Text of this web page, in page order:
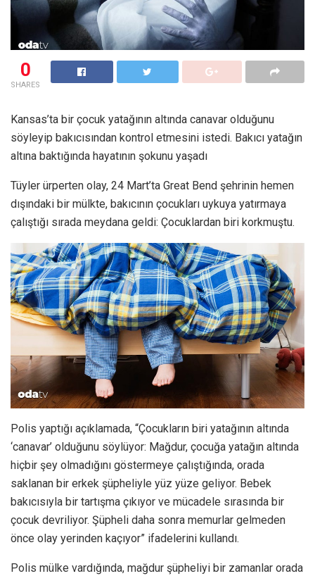
0
SHARES
Kansas’ta bir çocuk yatağının altında canavar olduğunu
söyleyip bakıcısından kontrol etmesini istedi. Bakıcı yatağın
altına baktığında hayatının şokunu yaşadı
Tüyler ürperten olay, 24 Mart’ta Great Bend şehrinin hemen
dışındaki bir mülkte, bakıcının çocukları uykuya yatırmaya
çalıştığı sırada meydana geldi: Çocuklardan biri korkmuştu.
Polis yaptığı açıklamada, “Çocukların biri yatağının altında
‘canavar’ olduğunu söylüyor: Mağdur, çocuğa yatağın altında
hiçbir şey olmadığını göstermeye çalıştığında, orada
saklanan bir erkek şüpheliyle yüz yüze geliyor. Bebek
bakıcısıyla bir tartışma çıkıyor ve mücadele sırasında bir
çocuk devriliyor. Şüpheli daha sonra memurlar gelmeden
önce olay yerinden kaçıyor” ifadelerini kullandı.
Polis mülke vardığında, mağdur şüpheliyi bir zamanlar orada